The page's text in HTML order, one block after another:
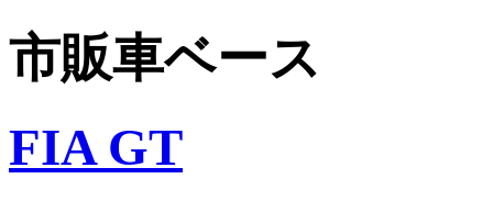
市販車ベース
FIA GT